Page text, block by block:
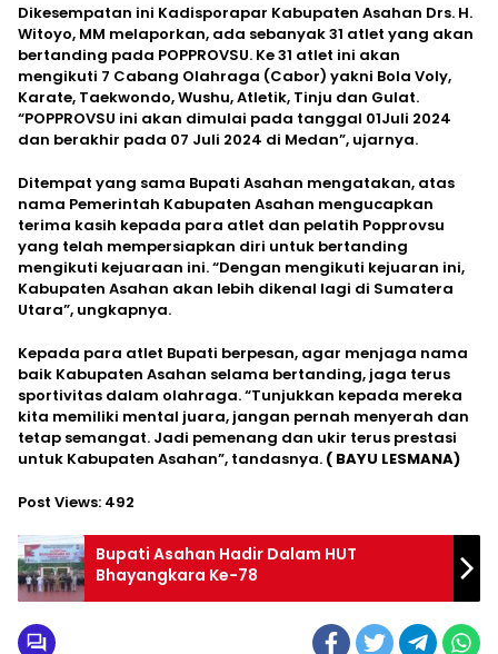
Dikesempatan ini Kadisporapar Kabupaten Asahan Drs. H.
Witoyo, MM melaporkan, ada sebanyak 31 atlet yang akan
bertanding pada POPPROVSU. Ke 31 atlet ini akan
mengikuti 7 Cabang Olahraga (Cabor) yakni Bola Voly,
Karate, Taekwondo, Wushu, Atletik, Tinju dan Gulat.
“POPPROVSU ini akan dimulai pada tanggal 01Juli 2024
dan berakhir pada 07 Juli 2024 di Medan”, ujarnya.
Ditempat yang sama Bupati Asahan mengatakan, atas
nama Pemerintah Kabupaten Asahan mengucapkan
terima kasih kepada para atlet dan pelatih Popprovsu
yang telah mempersiapkan diri untuk bertanding
mengikuti kejuaraan ini. “Dengan mengikuti kejuaran ini,
Kabupaten Asahan akan lebih dikenal lagi di Sumatera
Utara”, ungkapnya.
Kepada para atlet Bupati berpesan, agar menjaga nama
baik Kabupaten Asahan selama bertanding, jaga terus
sportivitas dalam olahraga. “Tunjukkan kepada mereka
kita memiliki mental juara, jangan pernah menyerah dan
tetap semangat. Jadi pemenang dan ukir terus prestasi
untuk Kabupaten Asahan”, tandasnya. ( BAYU LESMANA)
Post Views: 492
Bupati Asahan Hadir Dalam HUT
Bhayangkara Ke-78